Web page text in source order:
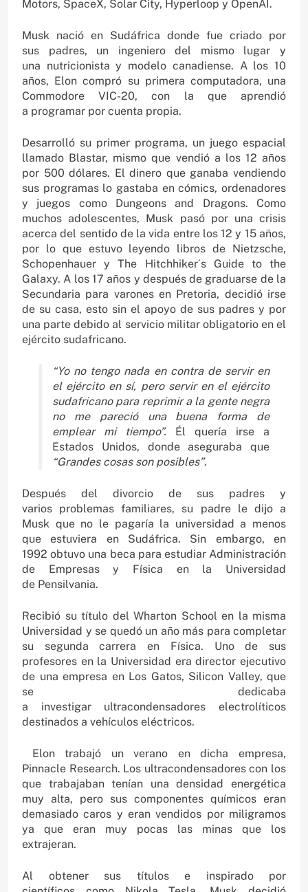
Motors, SpaceX, Solar City, Hyperloop y OpenAI.
Musk nació en Sudáfrica donde fue criado por
sus padres, un ingeniero del mismo lugar y
una nutricionista y modelo canadiense. A los 10
años, Elon compró su primera computadora, una
Commodore VIC-20, con la que aprendió
a programar por cuenta propia.
Desarrolló su primer programa, un juego espacial
llamado Blastar, mismo que vendió a los 12 años
por 500 dólares. El dinero que ganaba vendiendo
sus programas lo gastaba en cómics, ordenadores
y juegos como Dungeons and Dragons. Como
muchos adolescentes, Musk pasó por una crisis
acerca del sentido de la vida entre los 12 y 15 años,
por lo que estuvo leyendo libros de Nietzsche,
Schopenhauer y The Hitchhiker´s Guide to the
Galaxy. A los 17 años y después de graduarse de la
Secundaria para varones en Pretoria, decidió irse
de su casa, esto sin el apoyo de sus padres y por
una parte debido al servicio militar obligatorio en el
ejército sudafricano.
“Yo no tengo nada en contra de servir en
el ejército en sí, pero servir en el ejército
sudafricano para reprimir a la gente negra
no me pareció una buena forma de
emplear mi tiempo”. Él quería irse a
Estados Unidos, donde aseguraba que
“Grandes cosas son posibles”.
Después del divorcio de sus padres y
varios problemas familiares, su padre le dijo a
Musk que no le pagaría la universidad a menos
que estuviera en Sudáfrica. Sin embargo, en
1992 obtuvo una beca para estudiar Administración
de Empresas y Física en la Universidad
de Pensilvania.
Recibió su título del Wharton School en la misma
Universidad y se quedó un año más para completar
su segunda carrera en Física. Uno de sus
profesores en la Universidad era director ejecutivo
de una empresa en Los Gatos, Silicon Valley, que
se dedicaba
a investigar ultracondensadores electrolíticos
destinados a vehículos eléctricos.
Elon trabajó un verano en dicha empresa,
Pinnacle Research. Los ultracondensadores con los
que trabajaban tenían una densidad energética
muy alta, pero sus componentes químicos eran
demasiado caros y eran vendidos por miligramos
ya que eran muy pocas las minas que los
extrajeran.
Al obtener sus títulos e inspirado por